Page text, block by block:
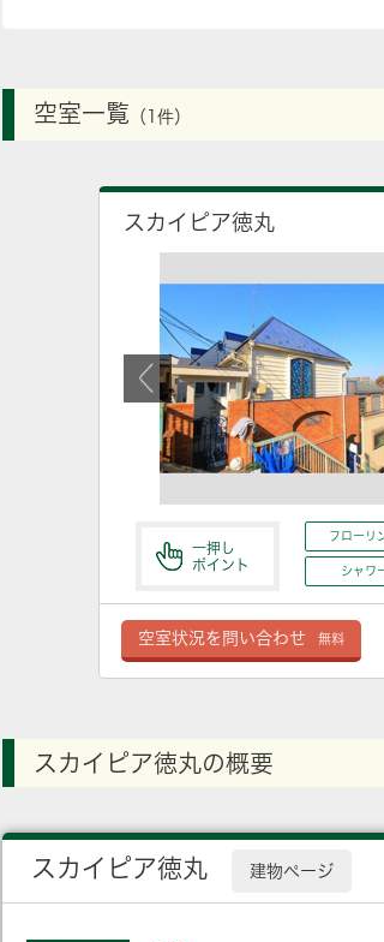
空室一覧 （1件）
スカイピア徳丸
一押し
ポイント
フローリ
シャワ
空室状況を問い合わせ 無料
スカイピア徳丸の概要
スカイピア徳丸 建物ページ